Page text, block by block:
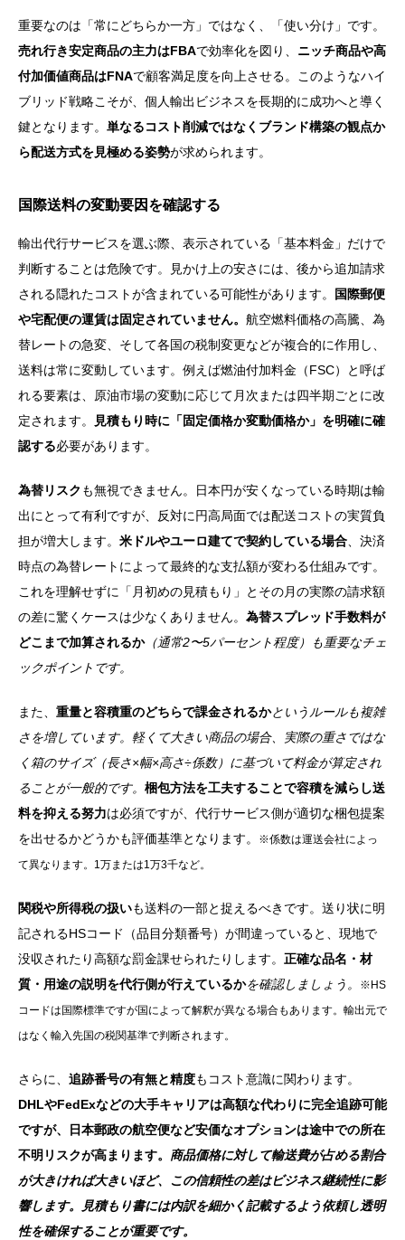
重要なのは「常にどちらか一方」ではなく、「使い分け」です。
売れ行き安定商品の主力はFBAで効率化を図り、 ニッチ商品や高
付加価値商品はFNAで顧客満足度を向上させる。このようなハイ
ブリッド戦略こそが、個人輸出ビジネスを長期的に成功へと導く
鍵となります。 単なるコスト削減ではなくブランド構築の観点か
ら配送方式を見極める姿勢が求められます。
国際送料の変動要因を確認する
輸出代行サービスを選ぶ際、表示されている「基本料金」だけで
判断することは危険です。見かけ上の安さには、後から追加請求
される隠れたコストが含まれている可能性があります。
国際郵便
や宅配便の運賃は固定されていません。 航空燃料価格の高騰、為
替レートの急変、そして各国の税制変更などが複合的に作用し、
送料は常に変動しています。例えば燃油付加料金（FSC）と呼ば
れる要素は、原油市場の変動に応じて月次または四半期ごとに改
定されます。
見積もり時に「固定価格か変動価格か」を明確に確
認する必要があります。
為替リスク も無視できません。日本円が安くなっている時期は輸
出にとって有利ですが、反対に円高局面では配送コストの実質負
担が増大します。 米ドルやユーロ建てで契約している場合 、決済
時点の為替レートによって最終的な支払額が変わる仕組みです。
これを理解せずに「月初めの見積もり」とその月の実際の請求額
の差に驚くケースは少なくありません。 為替スプレッド手数料が
どこまで加算されるか（通常2〜5パーセント程度）も重要なチェ
ックポイントです。
また、 重量と容積重のどちらで課金されるかというルールも複雑
さを増しています。軽くて大きい商品の場合、実際の重さではな
く箱のサイズ（長さ×幅×高さ÷係数）に基づいて料金が算定され
ることが一般的です。 梱包方法を工夫することで容積を減らし送
料を抑える努力は必須ですが、代行サービス側が適切な梱包提案
を出せるかどうかも評価基準となります。
※係数は運送会社によっ
て異なります。1万または1万3千など。
関税や所得税の扱いも送料の一部と捉えるべきです。送り状に明
記されるHSコード（品目分類番号）が間違っていると、現地で
没収されたり高額な罰金課せられたりします。 正確な品名・材
質・用途の説明を代行側が行えているかを確認しましょう。
※HS
コードは国際標準ですが国によって解釈が異なる場合もあります。輸出元で
はなく輸入先国の税関基準で判断されます。
さらに、 追跡番号の有無と精度もコスト意識に関わります。
DHLやFedExなどの大手キャリアは高額な代わりに完全追跡可能
ですが、日本郵政の航空便など安価なオプションは途中での所在
不明リスクが高まります。 商品価格に対して輸送費が占める割合
が大きければ大きいほど、この信頼性の差はビジネス継続性に影
響します。見積もり書には内訳を細かく記載するよう依頼し透明
性を確保することが重要です。